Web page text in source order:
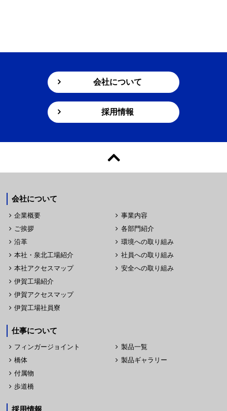
会社について
採用情報
会社について
企業概要
ご挨拶
沿革
本社・泉北工場紹介
本社アクセスマップ
伊賀工場紹介
伊賀アクセスマップ
伊賀工場社員寮
事業内容
各部門紹介
環境への取り組み
社員への取り組み
安全への取り組み
仕事について
フィンガージョイント
橋体
付属物
歩道橋
製品一覧
製品ギャラリー